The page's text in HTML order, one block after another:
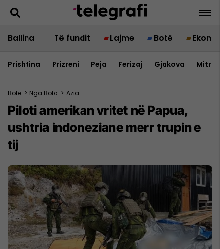
Ballina Të fundit Lajme Botë
Prishtina Prizreni Peja Ferizaj Gjakova
Botë > Nga Bota > Azia
Piloti amerikan vritet në Papua,
ushtria indoneziane merr trupin e
tij